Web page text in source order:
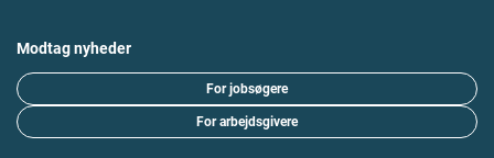
Modtag nyheder
For jobsøgere
For arbejdsgivere